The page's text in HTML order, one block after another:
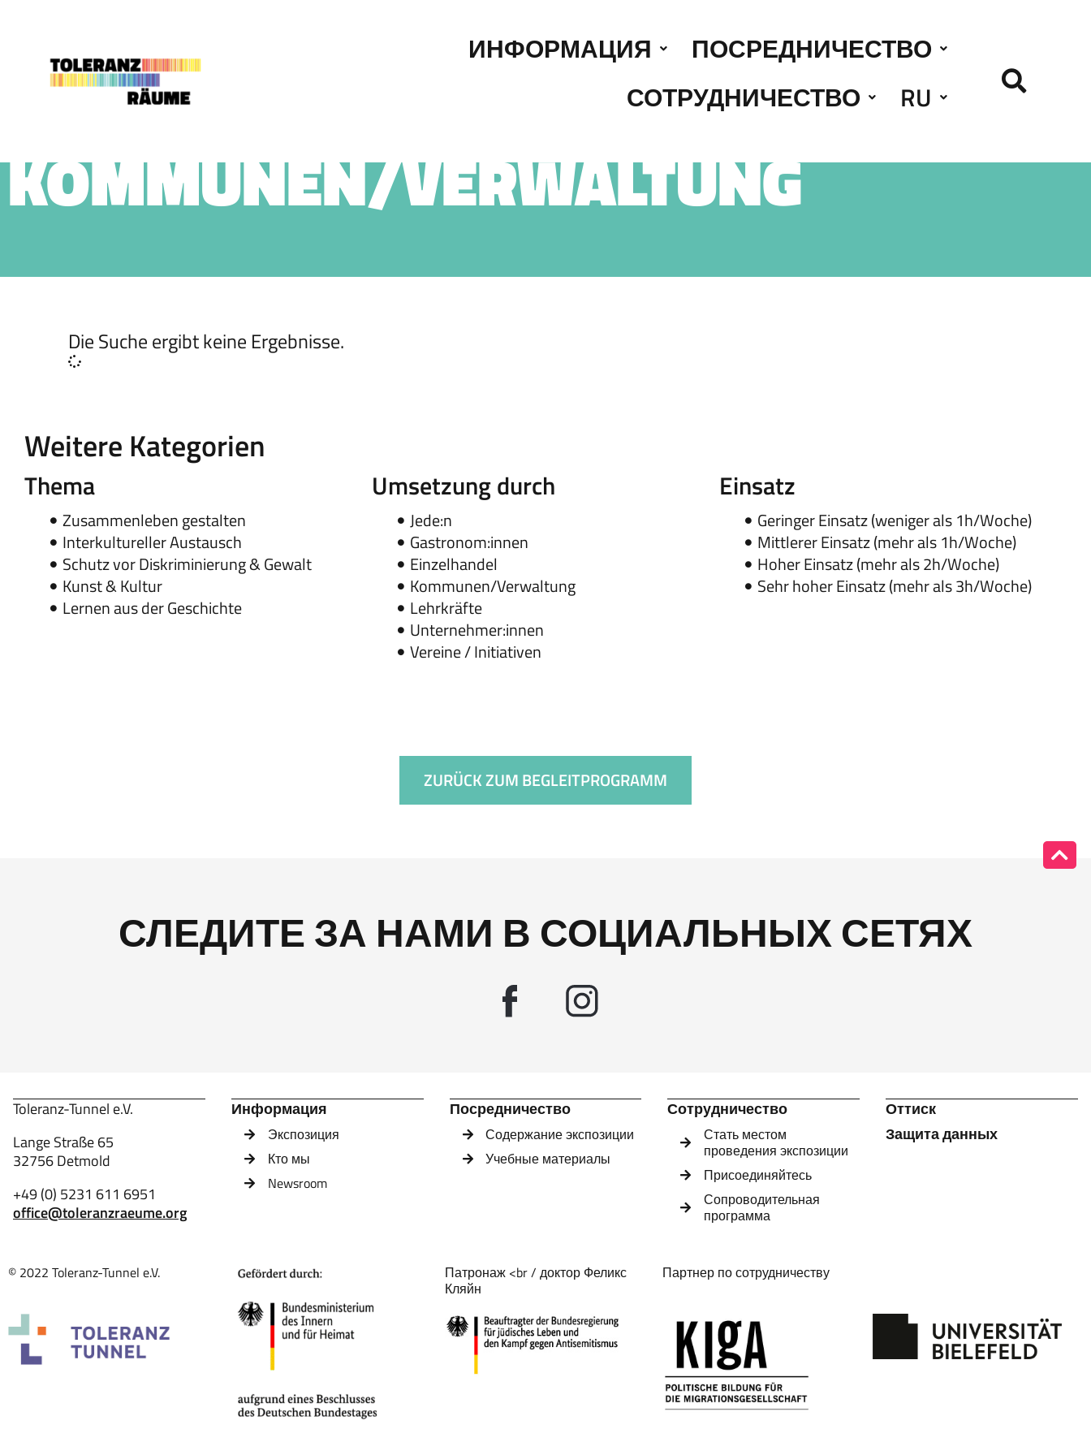
ИНФОРМАЦИЯ
ПОСРЕДНИЧЕСТВО
СОТРУДНИЧЕСТВО
RU
KOMMUNEN/VERWALTUNG
Die Suche ergibt keine Ergebnisse.
Weitere Kategorien
Thema
Zusammenleben gestalten
Interkultureller Austausch
Schutz vor Diskriminierung & Gewalt
Kunst & Kultur
Lernen aus der Geschichte
Umsetzung durch
Jede:n
Gastronom:innen
Einzelhandel
Kommunen/Verwaltung
Lehrkräfte
Unternehmer:innen
Vereine / Initiativen
Einsatz
Geringer Einsatz (weniger als 1h/Woche)
Mittlerer Einsatz (mehr als 1h/Woche)
Hoher Einsatz (mehr als 2h/Woche)
Sehr hoher Einsatz (mehr als 3h/Woche)
ZURÜCK ZUM BEGLEITPROGRAMM
СЛЕДИТЕ ЗА НАМИ В СОЦИАЛЬНЫХ СЕТЯХ
Toleranz-Tunnel e.V.
Lange Straße 65
32756 Detmold
+49 (0) 5231 611 6951
office@toleranzraeume.org
Информация
Экспозиция
Кто мы
Newsroom
Посредничество
Содержание экспозиции
Учебные материалы
Сотрудничество
Стать местом
проведения экспозиции
Присоединяйтесь
Сопроводительная
программа
Оттиск
Защита данных
© 2022 Toleranz-Tunnel e.V.
Патронаж <br / доктор Феликс
Кляйн
Партнер по сотрудничеству